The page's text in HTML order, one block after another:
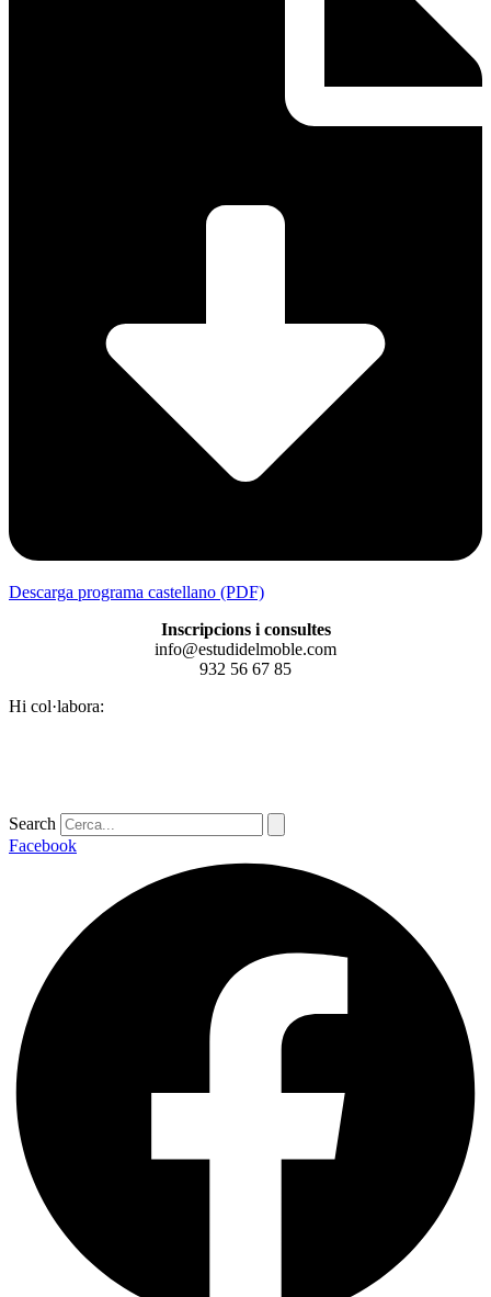
Descarga programa castellano (PDF)
Inscripcions i consultes
info@estudidelmoble.com
932 56 67 85
Hi col·labora:
Search
Facebook